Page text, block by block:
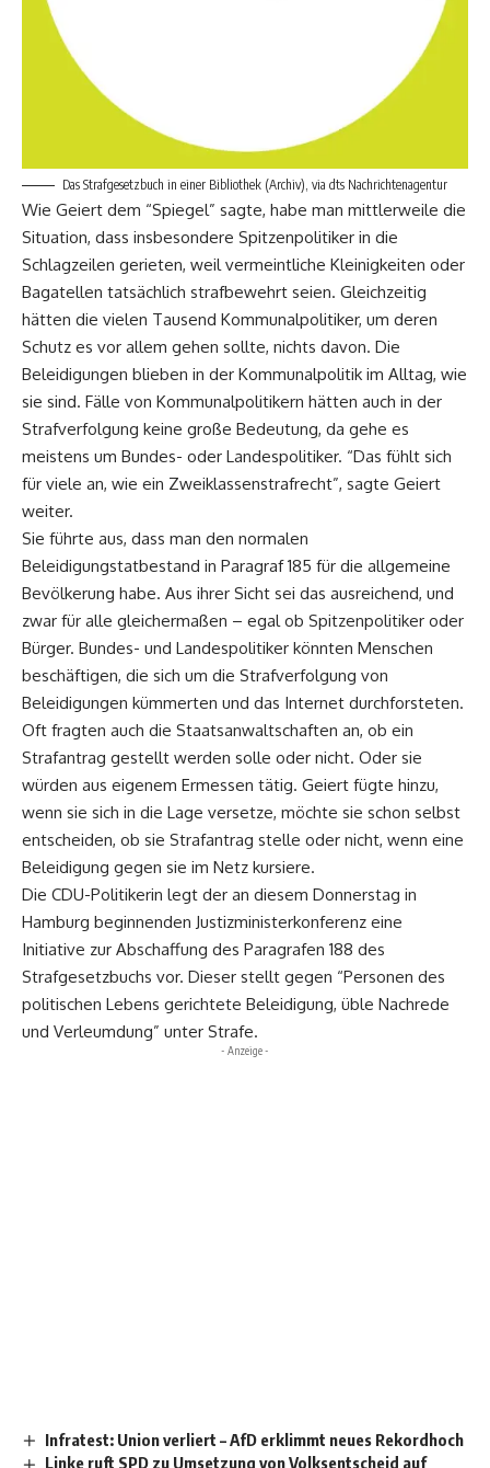
Das Strafgesetzbuch in einer Bibliothek (Archiv), via dts Nachrichtenagentur
Wie Geiert dem “Spiegel” sagte, habe man mittlerweile die
Situation, dass insbesondere Spitzenpolitiker in die
Schlagzeilen gerieten, weil vermeintliche Kleinigkeiten oder
Bagatellen tatsächlich strafbewehrt seien. Gleichzeitig
hätten die vielen Tausend Kommunalpolitiker, um deren
Schutz es vor allem gehen sollte, nichts davon. Die
Beleidigungen blieben in der Kommunalpolitik im Alltag, wie
sie sind. Fälle von Kommunalpolitikern hätten auch in der
Strafverfolgung keine große Bedeutung, da gehe es
meistens um Bundes- oder Landespolitiker. “Das fühlt sich
für viele an, wie ein Zweiklassenstrafrecht”, sagte Geiert
weiter.
Sie führte aus, dass man den normalen
Beleidigungstatbestand in Paragraf 185 für die allgemeine
Bevölkerung habe. Aus ihrer Sicht sei das ausreichend, und
zwar für alle gleichermaßen – egal ob Spitzenpolitiker oder
Bürger. Bundes- und Landespolitiker könnten Menschen
beschäftigen, die sich um die Strafverfolgung von
Beleidigungen kümmerten und das Internet durchforsteten.
Oft fragten auch die Staatsanwaltschaften an, ob ein
Strafantrag gestellt werden solle oder nicht. Oder sie
würden aus eigenem Ermessen tätig. Geiert fügte hinzu,
wenn sie sich in die Lage versetze, möchte sie schon selbst
entscheiden, ob sie Strafantrag stelle oder nicht, wenn eine
Beleidigung gegen sie im Netz kursiere.
Die CDU-Politikerin legt der an diesem Donnerstag in
Hamburg beginnenden Justizministerkonferenz eine
Initiative zur Abschaffung des Paragrafen 188 des
Strafgesetzbuchs vor. Dieser stellt gegen “Personen des
politischen Lebens gerichtete Beleidigung, üble Nachrede
und Verleumdung” unter Strafe.
- Anzeige -
Infratest: Union verliert – AfD erklimmt neues Rekordhoch
Linke ruft SPD zu Umsetzung von Volksentscheid auf